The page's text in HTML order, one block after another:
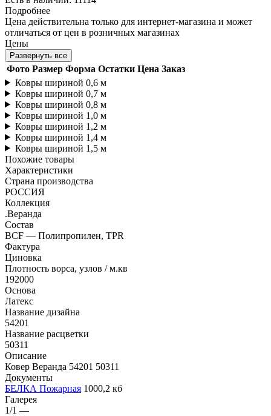
Подробнее
Цена действительна только для интернет-магазина и может
отличаться от цен в розничных магазинах
Цены
Развернуть все
Фото Размер Форма Остатки Цена Заказ
Ковры шириной 0,6 м
Ковры шириной 0,7 м
Ковры шириной 0,8 м
Ковры шириной 1,0 м
Ковры шириной 1,2 м
Ковры шириной 1,4 м
Ковры шириной 1,5 м
Похожие товары
Характеристики
Страна производства
РОССИЯ
Коллекция
.Веранда
Состав
BCF — Полипропилен, TPR
Фактура
Циновка
Плотность ворса, узлов / м.кв
192000
Основа
Латекс
Название дизайна
54201
Название расцветки
50311
Описание
Ковер Веранда 54201 50311
Документы
БЕЛКА Пожарная 1000,2 кб
Галерея
1/1 —